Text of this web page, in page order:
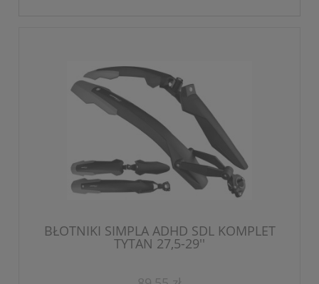
BŁOTNIKI SIMPLA ADHD SDL KOMPLET
TYTAN 27,5-29''